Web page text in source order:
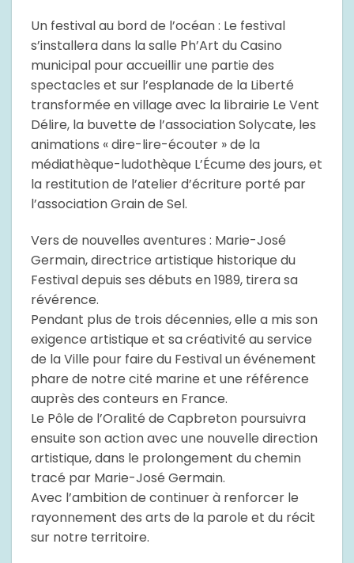
Un festival au bord de l’océan : Le festival
s’installera dans la salle Ph’Art du Casino
municipal pour accueillir une partie des
spectacles et sur l’esplanade de la Liberté
transformée en village avec la librairie Le Vent
Délire, la buvette de l’association Solycate, les
animations « dire-lire-écouter » de la
médiathèque-ludothèque L’Écume des jours, et
la restitution de l’atelier d’écriture porté par
l’association Grain de Sel.
Vers de nouvelles aventures : Marie-José
Germain, directrice artistique historique du
Festival depuis ses débuts en 1989, tirera sa
révérence.
Pendant plus de trois décennies, elle a mis son
exigence artistique et sa créativité au service
de la Ville pour faire du Festival un événement
phare de notre cité marine et une référence
auprès des conteurs en France.
Le Pôle de l’Oralité de Capbreton poursuivra
ensuite son action avec une nouvelle direction
artistique, dans le prolongement du chemin
tracé par Marie-José Germain.
Avec l’ambition de continuer à renforcer le
rayonnement des arts de la parole et du récit
sur notre territoire.